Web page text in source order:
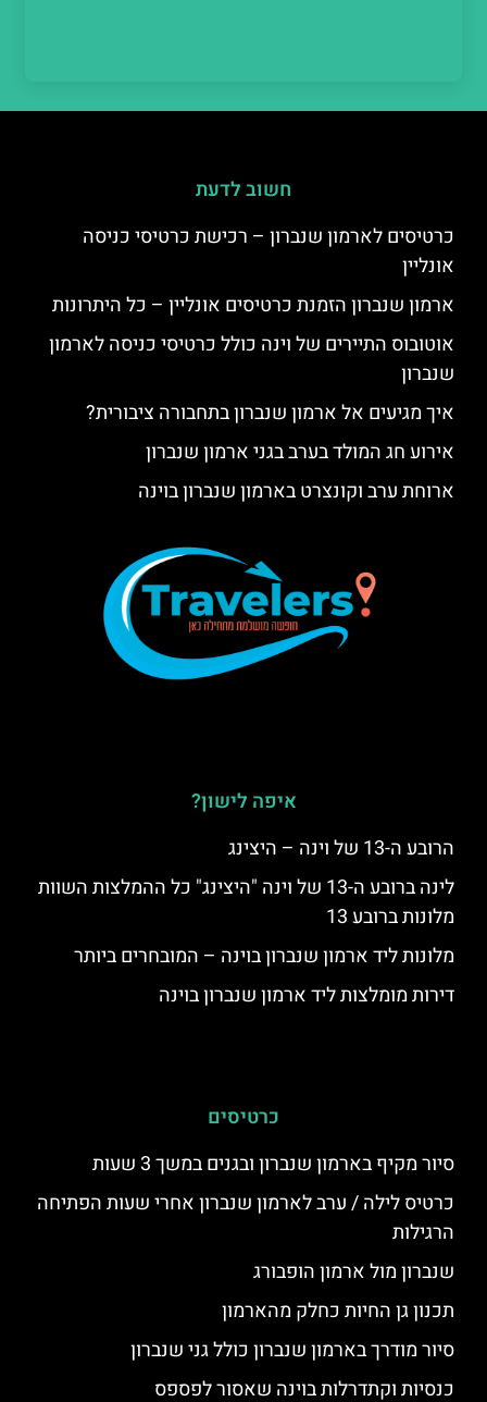
חשוב לדעת
כרטיסים לארמון שנברון – רכישת כרטיסי כניסה
אונליין
ארמון שנברון הזמנת כרטיסים אונליין – כל היתרונות
אוטובוס התיירים של וינה כולל כרטיסי כניסה לארמון
שנברון
איך מגיעים אל ארמון שנברון בתחבורה ציבורית?
אירוע חג המולד בערב בגני ארמון שנברון
ארוחת ערב וקונצרט בארמון שנברון בוינה
איפה לישון?
הרובע ה-13 של וינה – היצינג
לינה ברובע ה-13 של וינה "היצינג" כל ההמלצות השוות
מלונות ברובע 13
מלונות ליד ארמון שנברון בוינה – המובחרים ביותר
דירות מומלצות ליד ארמון שנברון בוינה
כרטיסים
סיור מקיף בארמון שנברון ובגנים במשך 3 שעות
כרטיס לילה / ערב לארמון שנברון אחרי שעות הפתיחה
הרגילות
שנברון מול ארמון הופבורג
תכנון גן החיות כחלק מהארמון
סיור מודרך בארמון שנברון כולל גני שנברון
כנסיות וקתדרלות בוינה שאסור לפספס